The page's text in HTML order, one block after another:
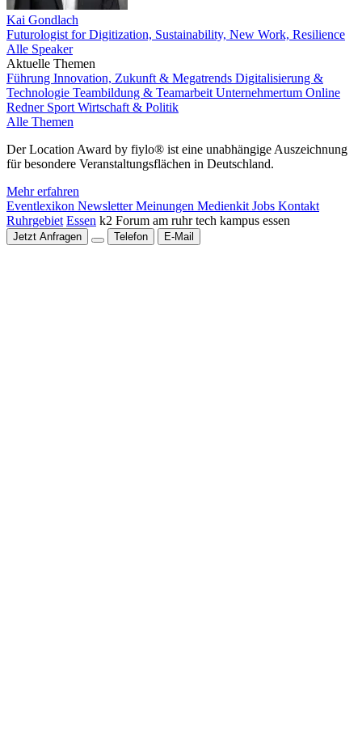
Kai Gondlach
Futurologist for Digitization, Sustainability, New Work, Resilience
Alle Speaker
Aktuelle Themen
Führung Innovation, Zukunft & Megatrends Digitalisierung &
Technologie Teambildung & Teamarbeit Unternehmertum Online
Redner Sport Wirtschaft & Politik
Alle Themen
Der Location Award by fiylo® ist eine unabhängige Auszeichnung
für besondere Veranstaltungsflächen in Deutschland.
Mehr erfahren
Eventlexikon NewsletterMeinungen Medienkit Jobs Kontakt
Ruhrgebiet Essen k2 Forum am ruhr tech kampus essen
Jetzt Anfragen Telefon E-Mail